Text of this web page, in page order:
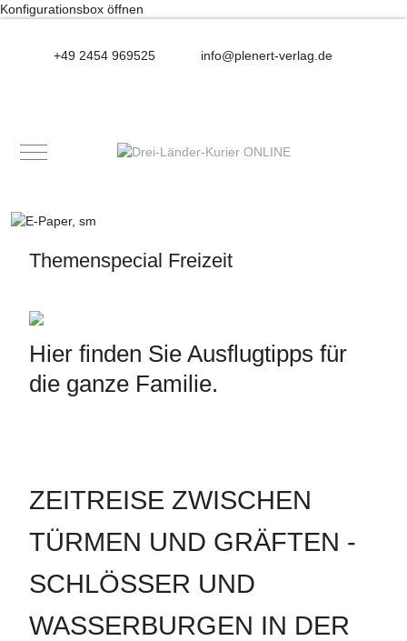
Konfigurationsbox öffnen
+49 2454 969525 info@plenert-verlag.de
Mobile Menu Toggle
Themenspecial Freizeit
Hier finden Sie Ausflugtipps für
die ganze Familie.
ZEITREISE ZWISCHEN
TÜRMEN UND GRÄFTEN -
SCHLÖSSER UND
WASSERBURGEN IN DER